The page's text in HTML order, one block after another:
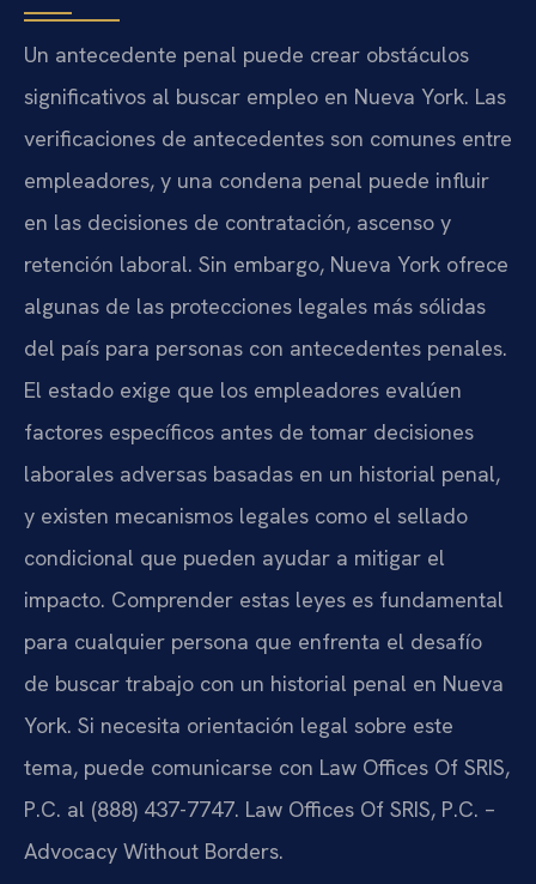
Un antecedente penal puede crear obstáculos
significativos al buscar empleo en Nueva York. Las
verificaciones de antecedentes son comunes entre
empleadores, y una condena penal puede influir
en las decisiones de contratación, ascenso y
retención laboral. Sin embargo, Nueva York ofrece
algunas de las protecciones legales más sólidas
del país para personas con antecedentes penales.
El estado exige que los empleadores evalúen
factores específicos antes de tomar decisiones
laborales adversas basadas en un historial penal,
y existen mecanismos legales como el sellado
condicional que pueden ayudar a mitigar el
impacto. Comprender estas leyes es fundamental
para cualquier persona que enfrenta el desafío
de buscar trabajo con un historial penal en Nueva
York. Si necesita orientación legal sobre este
tema, puede comunicarse con Law Offices Of SRIS,
P.C. al (888) 437-7747. Law Offices Of SRIS, P.C. –
Advocacy Without Borders.